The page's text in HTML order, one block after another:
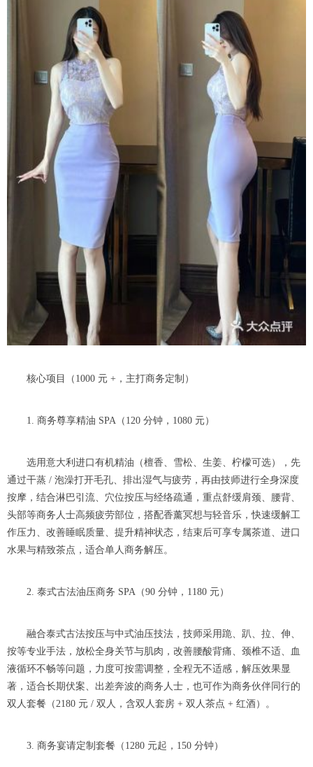
核心项目（1000 元 +，主打商务定制）
1. 商务尊享精油 SPA（120 分钟，1080 元）
选用意大利进口有机精油（檀香、雪松、生姜、柠檬可选），先
通过干蒸 / 泡澡打开毛孔、排出湿气与疲劳，再由技师进行全身深度
按摩，结合淋巴引流、穴位按压与经络疏通，重点舒缓肩颈、腰背、
头部等商务人士高频疲劳部位，搭配香薰冥想与轻音乐，快速缓解工
作压力、改善睡眠质量、提升精神状态，结束后可享专属茶道、进口
水果与精致茶点，适合单人商务解压。
2. 泰式古法油压商务 SPA（90 分钟，1180 元）
融合泰式古法按压与中式油压技法，技师采用跪、趴、拉、伸、
按等专业手法，放松全身关节与肌肉，改善腰酸背痛、颈椎不适、血
液循环不畅等问题，力度可按需调整，全程无不适感，解压效果显
著，适合长期伏案、出差奔波的商务人士，也可作为商务伙伴同行的
双人套餐（2180 元 / 双人，含双人套房 + 双人茶点 + 红酒）。
3. 商务宴请定制套餐（1280 元起，150 分钟）